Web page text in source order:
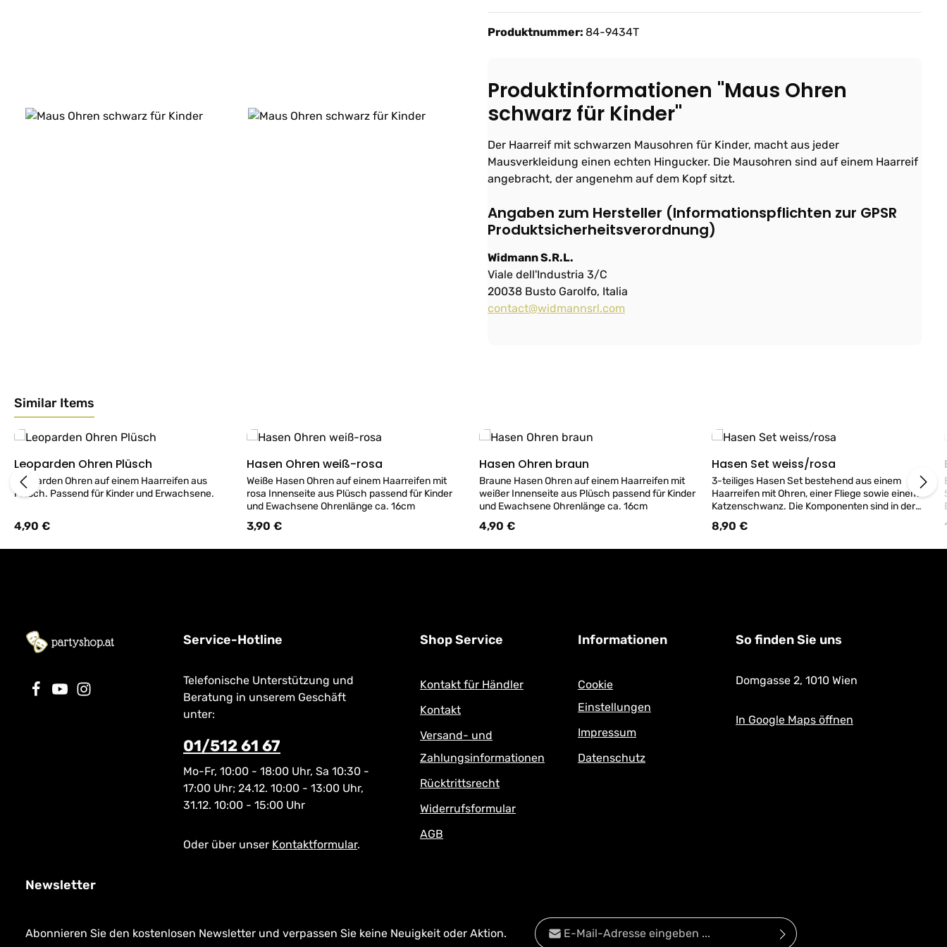
Produktnummer: 84-9434T
Produktinformationen "Maus Ohren
schwarz für Kinder"
Der Haarreif mit schwarzen Mausohren für Kinder, macht aus jeder
Mausverkleidung einen echten Hingucker. Die Mausohren sind auf einem Haarreif
angebracht, der angenehm auf dem Kopf sitzt.
Angaben zum Hersteller (Informationspflichten zur GPSR
Produktsicherheitsverordnung)
Widmann S.R.L.
Viale dell'Industria 3/C
20038 Busto Garolfo, Italia
contact@widmannsrl.com
Similar Items
Produktgalerie überspringen
Details
Leoparden Ohren Plüsch
Leoparden Ohren auf einem Haarreifen aus
Plüsch. Passend für Kinder und Erwachsene.
Regulärer Preis:
4,90 €
Details
Hasen Ohren weiß-rosa
Weiße Hasen Ohren auf einem Haarreifen mit
rosa Innenseite aus Plüsch passend für Kinder
und Ewachsene Ohrenlänge ca. 16cm
Regulärer Preis:
3,90 €
Details
Hasen Ohren braun
Braune Hasen Ohren auf einem Haarreifen mit
weißer Innenseite aus Plüsch passend für Kinder
und Ewachsene Ohrenlänge ca. 16cm
Regulärer Preis:
4,90 €
Details
Hasen Set weiss/rosa
3-teiliges Hasen Set bestehend aus einem
Haarreifen mit Ohren, einer Fliege sowie einem
Katzenschwanz. Die Komponenten sind in der
Farbe Weiß und Rosa gehalten. Die Ohren sind mit
einem Plastikstab versehen und somit sehr stabil.
Regulärer Preis:
8,90 €
Service-Hotline
Telefonische Unterstützung und
Beratung in unserem Geschäft
unter:
01/512 61 67
Mo-Fr, 10:00 - 18:00 Uhr, Sa 10:30 -
17:00 Uhr; 24.12. 10:00 - 13:00 Uhr,
31.12. 10:00 - 15:00 Uhr
Oder über unser Kontaktformular.
Shop Service
Kontakt für Händler
Kontakt
Versand- und
Zahlungsinformationen
Rücktrittsrecht
Widerrufsformular
AGB
Informationen
Cookie
Einstellungen
Impressum
Datenschutz
So finden Sie uns
Domgasse 2, 1010 Wien
In Google Maps öffnen
Newsletter
Abonnieren Sie den kostenlosen Newsletter und verpassen Sie keine Neuigkeit oder Aktion.
E-Mail-Adresse*